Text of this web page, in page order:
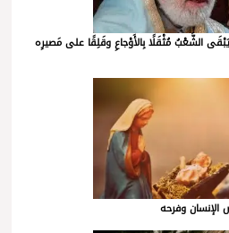
الشَّعْبُ مُثْقَلًا بِالأَوْجاعِ وقَلِقًا على مَصيرِه
الإنسان وفرحه